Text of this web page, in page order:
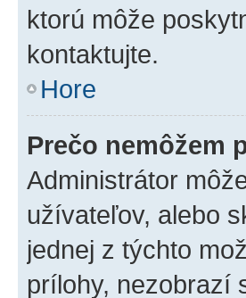
ktorú môže
kontaktujte.
Hore
Prečo nemôžem
Administrátor
užívateľov, alebo
jednej z týchto
prílohy, nezobrazí